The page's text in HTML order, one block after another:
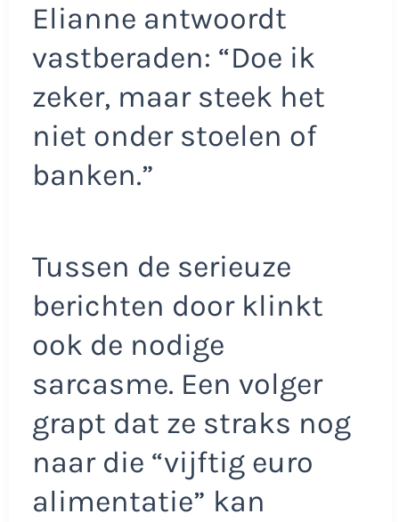
Elianne antwoordt
vastberaden: “Doe ik
zeker, maar steek het
niet onder stoelen of
banken.”
Tussen de serieuze
berichten door klinkt
ook de nodige
sarcasme. Een volger
grapt dat ze straks nog
naar die “vijftig euro
alimentatie” kan